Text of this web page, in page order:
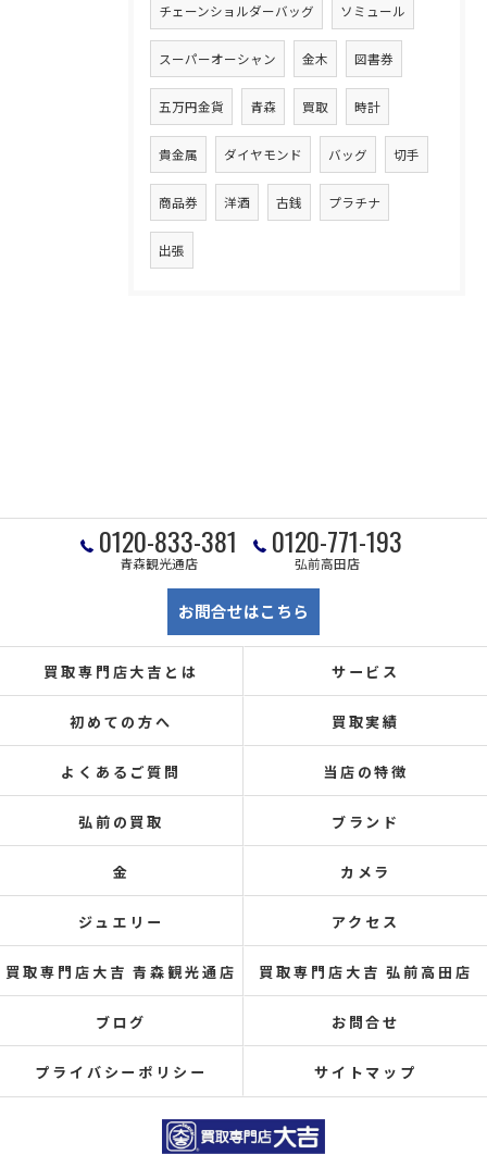
チェーンショルダーバッグ ソミュール
スーパーオーシャン 金木 図書券
五万円金貨 青森 買取 時計
貴金属 ダイヤモンド バッグ 切手
商品券 洋酒 古銭 プラチナ
出張
0120-833-381
青森観光通店
0120-771-193
弘前高田店
お問合せはこちら
買取専門店大吉とは サービス
初めての方へ 買取実績
よくあるご質問 当店の特徴
弘前の買取 ブランド
金 カメラ
ジュエリー アクセス
買取専門店大吉 青森観光通店 買取専門店大吉 弘前高田店
ブログ お問合せ
プライバシーポリシー サイトマップ